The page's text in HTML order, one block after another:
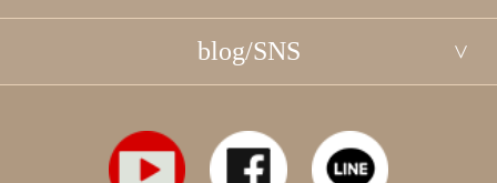
blog/SNS